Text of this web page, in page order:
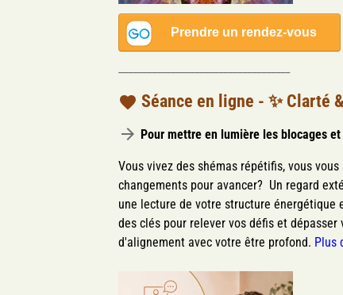
Séance en ligne - ✨ Clarté
Pour mettre en lumière les blocages
Vous vivez des shémas répétifis, vous
changements pour avancer? Un regard
une lecture de votre structure énergétique
des clés pour relever vos défis et
d'alignement avec votre être profond. Plus